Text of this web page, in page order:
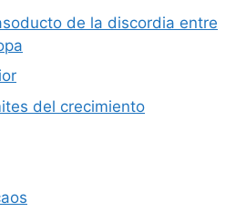
de la discordia entre
del crecimiento